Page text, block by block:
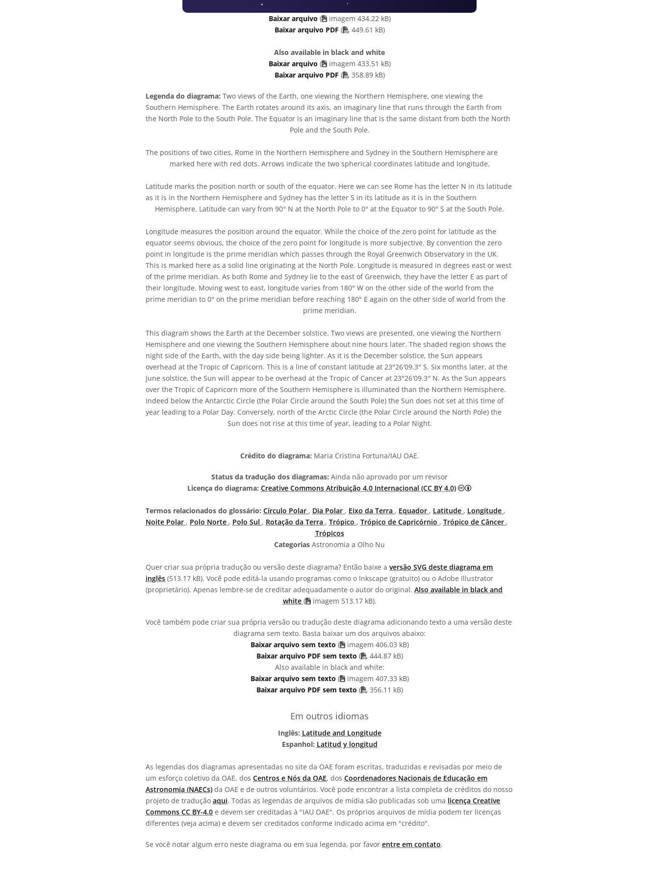
Baixar arquivo ( imagem 434.22 kB)
Baixar arquivo PDF ( PDF file
449.61 kB)
Also available in black and white
Baixar arquivo ( imagem 433.51 kB)
Baixar arquivo PDF ( PDF file
358.89 kB)
Legenda do diagrama: Two views of the Earth, one viewing the Northern Hemisphere, one viewing the
Southern Hemisphere. The Earth rotates around its axis, an imaginary line that runs through the Earth from
the North Pole to the South Pole. The Equator is an imaginary line that is the same distant from both the North
Pole and the South Pole.
The positions of two cities, Rome in the Northern Hemisphere and Sydney in the Southern Hemisphere are
marked here with red dots. Arrows indicate the two spherical coordinates latitude and longitude.
Latitude marks the position north or south of the equator. Here we can see Rome has the letter N in its latitude
as it is in the Northern Hemisphere and Sydney has the letter S in its latitude as it is in the Southern
Hemisphere. Latitude can vary from 90° N at the North Pole to 0° at the Equator to 90° S at the South Pole.
Longitude measures the position around the equator. While the choice of the zero point for latitude as the
equator seems obvious, the choice of the zero point for longitude is more subjective. By convention the zero
point in longitude is the prime meridian which passes through the Royal Greenwich Observatory in the UK.
This is marked here as a solid line originating at the North Pole. Longitude is measured in degrees east or west
of the prime meridian. As both Rome and Sydney lie to the east of Greenwich, they have the letter E as part of
their longitude. Moving west to east, longitude varies from 180° W on the other side of the world from the
prime meridian to 0° on the prime meridian before reaching 180° E again on the other side of world from the
prime meridian.
This diagram shows the Earth at the December solstice. Two views are presented, one viewing the Northern
Hemisphere and one viewing the Southern Hemisphere about nine hours later. The shaded region shows the
night side of the Earth, with the day side being lighter. As it is the December solstice, the Sun appears
overhead at the Tropic of Capricorn. This is a line of constant latitude at 23°26′09.3″ S. Six months later, at the
June solstice, the Sun will appear to be overhead at the Tropic of Cancer at 23°26′09.3″ N. As the Sun appears
over the Tropic of Capricorn more of the Southern Hemisphere is illuminated than the Northern Hemisphere.
Indeed below the Antarctic Circle (the Polar Circle around the South Pole) the Sun does not set at this time of
year leading to a Polar Day. Conversely, north of the Arctic Circle (the Polar Circle around the North Pole) the
Sun does not rise at this time of year, leading to a Polar Night.
Crédito do diagrama: Maria Cristina Fortuna/IAU OAE.
Status da tradução dos diagramas: Ainda não aprovado por um revisor
Licença do diagrama: Creative Commons Atribuição 4.0 Internacional (CC BY 4.0) Creative Commons Atribuição 4.0 Internacional (CC BY
Termos relacionados do glossário: Círculo Polar , Dia Polar , Eixo da Terra , Equador , Latitude , Longitude ,
Noite Polar , Polo Norte , Polo Sul , Rotação da Terra , Trópico , Trópico de Capricórnio , Trópico de Câncer ,
Trópicos
Categorias Astronomia a Olho Nu
Quer criar sua própria tradução ou versão deste diagrama? Então baixe a versão SVG deste diagrama em
inglês (513.17 kB). Você pode editá-la usando programas como o Inkscape (gratuito) ou o Adobe Illustrator
(proprietário). Apenas lembre-se de creditar adequadamente o autor do original. Also available in black and
white ( imagem 513.17 kB).
Você também pode criar sua própria versão ou tradução deste diagrama adicionando texto a uma versão deste
diagrama sem texto. Basta baixar um dos arquivos abaixo:
Baixar arquivo sem texto ( imagem 406.03 kB)
Baixar arquivo PDF sem texto ( arquivo PDF
444.87 kB)
Also available in black and white:
Baixar arquivo sem texto ( imagem 407.33 kB)
Baixar arquivo PDF sem texto ( arquivo PDF
356.11 kB)
Em outros idiomas
Inglês: Latitude and Longitude
Espanhol: Latitud y longitud
As legendas dos diagramas apresentadas no site da OAE foram escritas, traduzidas e revisadas por meio de
um esforço coletivo da OAE, dos Centros e Nós da OAE, dos Coordenadores Nacionais de Educação em
Astronomia (NAECs) da OAE e de outros voluntários. Você pode encontrar a lista completa de créditos do nosso
projeto de tradução aqui. Todas as legendas de arquivos de mídia são publicadas sob uma licença Creative
Commons CC BY-4.0 e devem ser creditadas à "IAU OAE". Os próprios arquivos de mídia podem ter licenças
diferentes (veja acima) e devem ser creditados conforme indicado acima em "crédito".
Se você notar algum erro neste diagrama ou em sua legenda, por favor entre em contato.